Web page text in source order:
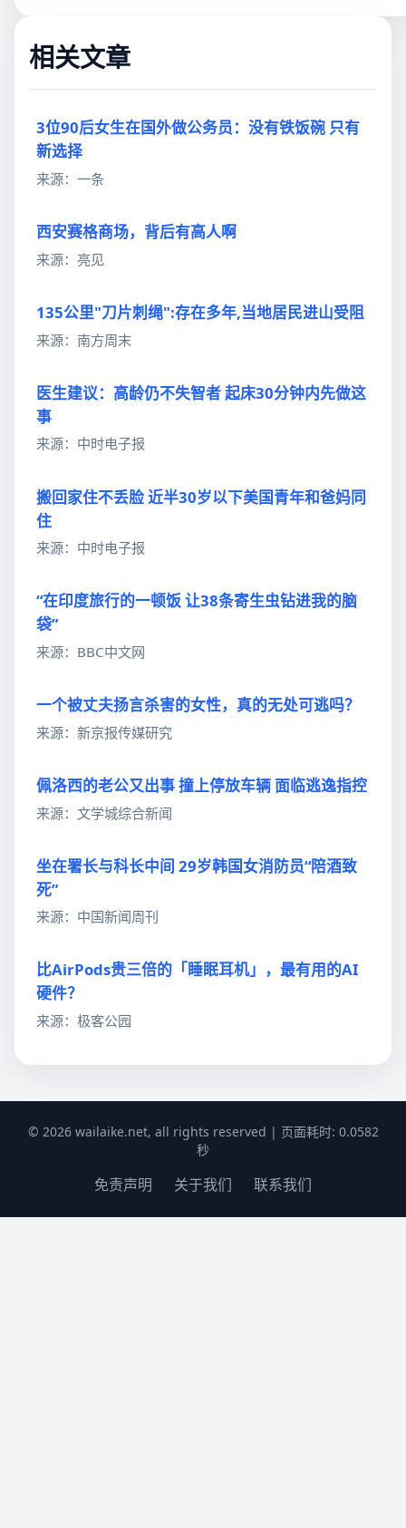
相关文章
3位90后女生在国外做公务员：没有铁饭碗 只有
新选择
来源：一条
西安赛格商场，背后有高人啊
来源：亮见
135公里"刀片刺绳":存在多年,当地居民进山受阻
来源：南方周末
医生建议：高龄仍不失智者 起床30分钟内先做这
事
来源：中时电子报
搬回家住不丢脸 近半30岁以下美国青年和爸妈同
住
来源：中时电子报
“在印度旅行的一顿饭 让38条寄生虫钻进我的脑
袋”
来源：BBC中文网
一个被丈夫扬言杀害的女性，真的无处可逃吗？
来源：新京报传媒研究
佩洛西的老公又出事 撞上停放车辆 面临逃逸指控
来源：文学城综合新闻
坐在署长与科长中间 29岁韩国女消防员“陪酒致
死”
来源：中国新闻周刊
比AirPods贵三倍的「睡眠耳机」，最有用的AI
硬件？
来源：极客公园
© 2026 wailaike.net, all rights reserved | 页面耗时: 0.0582
秒
免责声明 关于我们 联系我们